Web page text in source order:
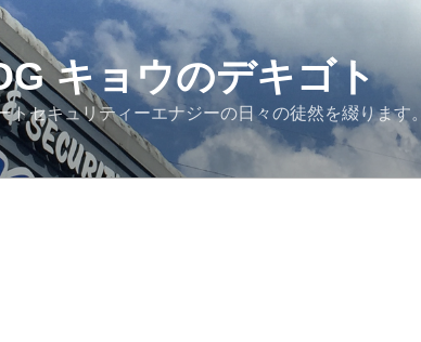
キョウのデキゴト
トセキュリティーエナジーの日々の徒然を綴ります。